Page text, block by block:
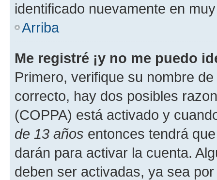
identificado nuevamente en
Arriba
Me registré ¡y no me puedo
Primero, verifique su nombre
correcto, hay dos posibles
(COPPA) está activado y
de 13 años entonces tendrá
darán para activar la cuenta.
deben ser activadas, ya sea